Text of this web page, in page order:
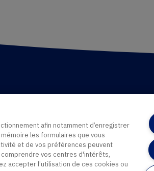
afin notamment d’enregistrer
les formulaires que vous
et de vos préférences peuvent
vos centres d'intérêts,
accepter l’utilisation de ces cookies ou